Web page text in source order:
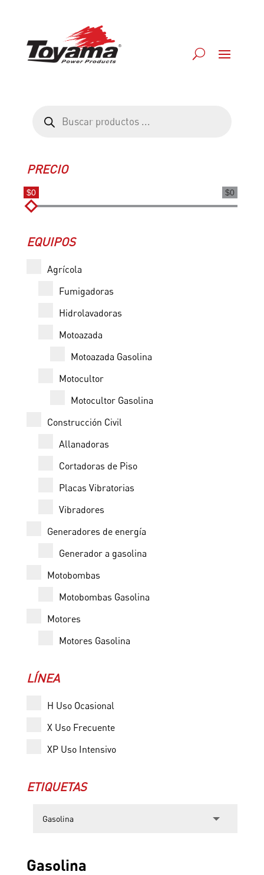
productos
PRECIO
$0
$0
EQUIPOS
Agrícola
Fumigadoras
Hidrolavadoras
Motoazada
Motoazada Gasolina
Motocultor
Motocultor Gasolina
Construcción Civil
Allanadoras
Cortadoras de Piso
Placas Vibratorias
Vibradores
Generadores de energía
Generador a gasolina
Motobombas
Motobombas Gasolina
Motores
Motores Gasolina
LÍNEA
H Uso Ocasional
X Uso Frecuente
XP Uso Intensivo
ETIQUETAS
Gasolina